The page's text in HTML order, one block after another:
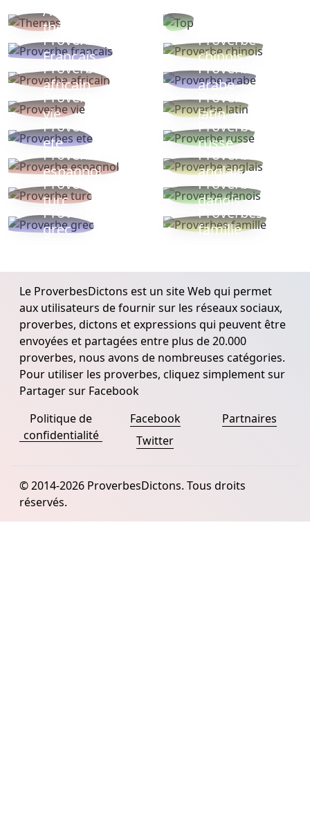
Autres
thèmes
Proverbe
Français
Proverbe
chinois
Proverbe
africain
Proverbe
arabe
Proverbe
vie
Proverbe
latin
Proverbes
ete
Proverbe
russe
Proverbe
espagnol
Proverbe
anglais
Proverbe
turc
Proverbe
danois
Proverbe
grec
Proverbes
famille
Le ProverbesDictons est un site Web qui permet
aux utilisateurs de fournir sur les réseaux sociaux,
proverbes, dictons et expressions qui peuvent être
envoyées et partagées entre plus de 20.000
proverbes, nous avons de nombreuses catégories.
Pour utiliser les proverbes, cliquez simplement sur
Partager sur Facebook
Politique de
confidentialité
Facebook
Twitter
Partnaires
© 2014-2026 ProverbesDictons. Tous droits
réservés.